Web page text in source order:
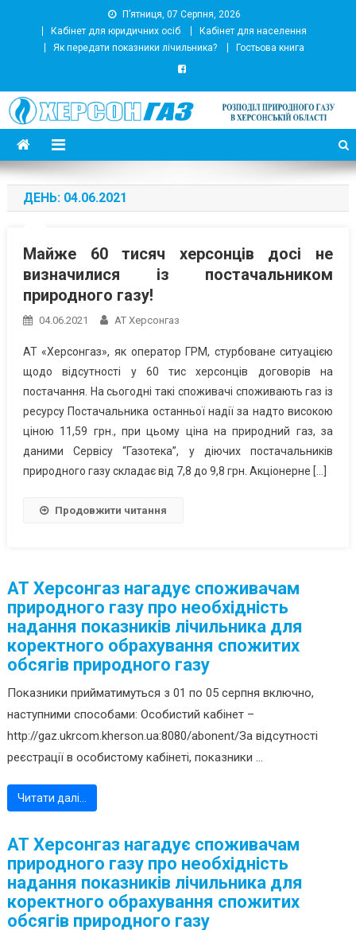
П’ятниця, 07 Серпня, 2026
Кабінет для юридичних осіб
Кабінет для населення
Як передати показники лічильника?
Гостьова книга
АТ Херсонгаз
Підприємство з розподілу природного газу
ДЕНЬ: 04.06.2021
Майже 60 тисяч херсонців досі не
визначилися із постачальником
природного газу!
04.06.2021 АТ Херсонгаз
АТ «Херсонгаз», як оператор ГРМ, стурбоване ситуацією
щодо відсутності у 60 тис херсонців договорів на
постачання. На сьогодні такі споживачі споживають газ із
ресурсу Постачальника останньої надії за надто високою
ціною 11,59 грн., при цьому ціна на природний газ, за
даними Сервісу “Газотека”, у діючих постачальників
природного газу складає від 7,8 до 9,8 грн. Акціонерне […]
Продовжити читання
АТ Херсонгаз нагадує споживачам
природного газу про необхідність
надання показників лічильника для
коректного обрахування спожитих
обсягів природного газу
Показники прийматимуться з 01 по 05 серпня включно,
наступними способами: Особистий кабінет –
http://gaz.ukrcom.kherson.ua:8080/abonent/За відсутності
реєстрації в особистому кабінеті, показники ...
Читати далі…
АТ Херсонгаз нагадує споживачам
природного газу про необхідність
надання показників лічильника для
коректного обрахування спожитих
обсягів природного газу